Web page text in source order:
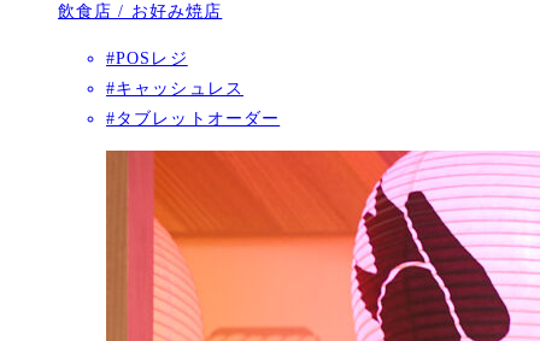
飲食店 / お好み焼店
#POSレジ
#キャッシュレス
#タブレットオーダー